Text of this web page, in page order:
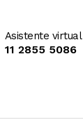
Asistente virtual
11 2855 5086